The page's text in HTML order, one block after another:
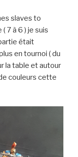
slaves to
7 à 6 ) je suis
était
en tournoi ( du
la table et autour
couleurs cette